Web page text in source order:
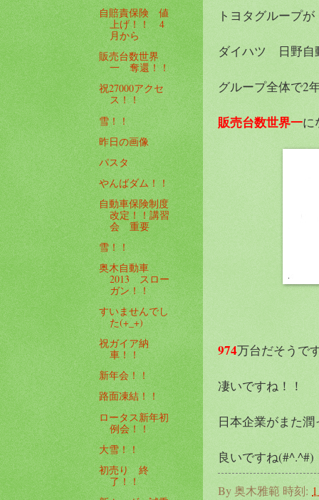
トヨタグループが
ダイハツ 日野自
グループ全体で2
販売台数世界一に
974万台だそうで
凄いですね！！
日本企業がまた
良いですね(#^.^#)
By奥木雅範 時刻:
自賠責保険 値
上げ！！ 4
月から
販売台数世界
一 奪還！！
祝27000アクセ
ス！！
雪！！
昨日の画像
パスタ
やんばダム！！
自動車保険制度
改定！！講習
会 重要
雪！！
奥木自動車
2013 スロー
ガン！！
すいませんでし
た(+_+)
祝ガイア納
車！！
新年会！！
路面凍結！！
ロータス新年初
例会！！
大雪！！
初売り 終
了！！